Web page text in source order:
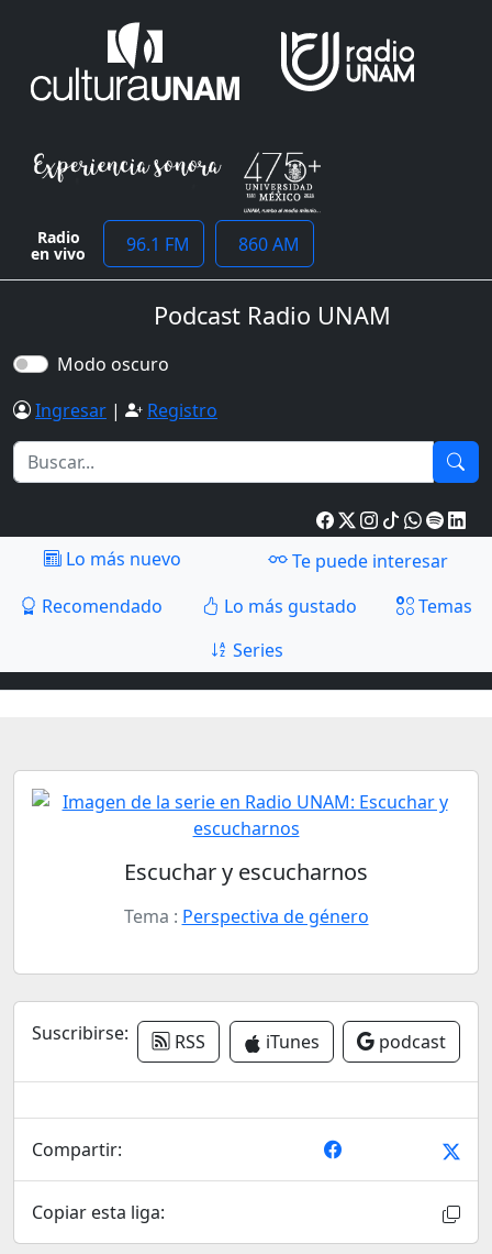
Radio
en vivo 96.1 FM 860 AM
Podcast Radio UNAM
Modo oscuro
Ingresar | Registro
Lo más nuevo
Te puede interesar
Recomendado
Lo más gustado
Temas
Series
Escuchar y escucharnos
Tema : Perspectiva de género
Suscribirse: RSS iTunes podcast
Compartir:
Copiar esta liga: